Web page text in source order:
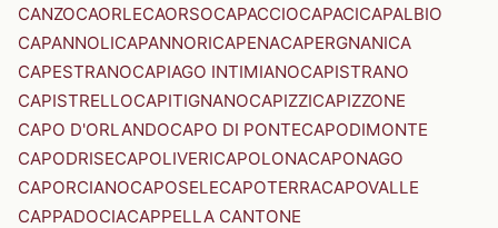
CANZOCAORLECAORSOCAPACCIOCAPACICAPALBIO
CAPANNOLICAPANNORICAPENACAPERGNANICA
CAPESTRANOCAPIAGO INTIMIANOCAPISTRANO
CAPISTRELLOCAPITIGNANOCAPIZZICAPIZZONE
CAPO D'ORLANDOCAPO DI PONTECAPODIMONTE
CAPODRISECAPOLIVERICAPOLONACAPONAGO
CAPORCIANOCAPOSELECAPOTERRACAPOVALLE
CAPPADOCIACAPPELLA CANTONE